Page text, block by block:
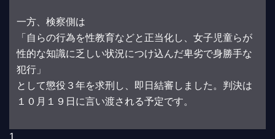
一方、検察側は
「自らの行為を性教育などと正当化し、女子児童らが
性的な知識に乏しい状況につけ込んだ卑劣で身勝手な
犯行」
として懲役３年を求刑し、即日結審しました。判決は
１０月１９日に言い渡される予定です。
1